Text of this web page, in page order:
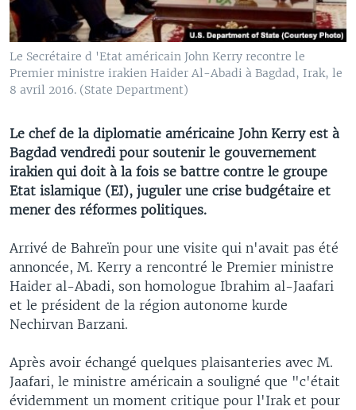
Le Secrétaire d 'Etat américain John Kerry recontre le
Premier ministre irakien Haider Al-Abadi à Bagdad, Irak, le
8 avril 2016. (State Department)
Le chef de la diplomatie américaine John Kerry est à
Bagdad vendredi pour soutenir le gouvernement
irakien qui doit à la fois se battre contre le groupe
Etat islamique (EI), juguler une crise budgétaire et
mener des réformes politiques.
Arrivé de Bahreïn pour une visite qui n'avait pas été
annoncée, M. Kerry a rencontré le Premier ministre
Haider al-Abadi, son homologue Ibrahim al-Jaafari
et le président de la région autonome kurde
Nechirvan Barzani.
Après avoir échangé quelques plaisanteries avec M.
Jaafari, le ministre américain a souligné que "c'était
évidemment un moment critique pour l'Irak et pour